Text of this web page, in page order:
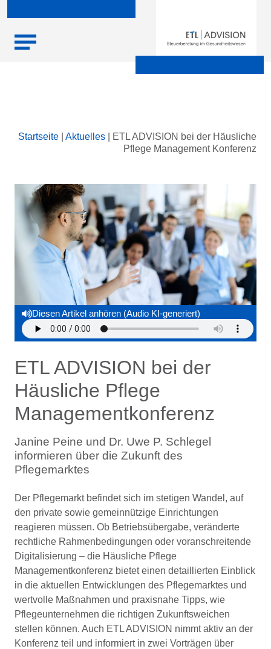
Startseite Aktuelles
ETL ADVISION bei der Häusliche
Pflege Management Konferenz
Diesen Artikel anhören (Audio KI-generiert)
ETL ADVISION bei der
Häusliche Pflege
Managementkonferenz
Janine Peine und Dr. Uwe P. Schlegel
informieren über die Zukunft des
Pflegemarktes
Der Pflegemarkt befindet sich im stetigen Wandel, auf
den private sowie gemeinnützige Einrichtungen
reagieren müssen. Ob Betriebsübergabe, veränderte
rechtliche Rahmenbedingungen oder voranschreitende
Digitalisierung – die Häusliche Pflege
Managementkonferenz bietet einen detaillierten Einblick
in die aktuellen Entwicklungen des Pflegemarktes und
wertvolle Maßnahmen und praxisnahe Tipps, wie
Pflegeunternehmen die richtigen Zukunftsweichen
stellen können. Auch ETL ADVISION nimmt aktiv an der
Konferenz teil und informiert in zwei Vorträgen über